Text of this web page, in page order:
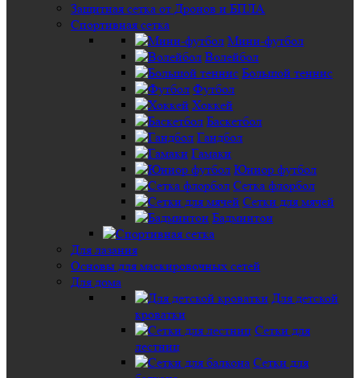
Защитная сетка от Дронов и БПЛА
Спортивная сетка
Мини-футбол
Волейбол
Большой теннис
Футбол
Хоккей
Баскетбол
Гандбол
Гамаки
Юниор футбол
Сетка флорбол
Сетки для мячей
Бадминтон
Для лазания
Основы для маскировочных сетей
Для дома
Для детской
кроватки
Сетки для
лестниц
Сетки для